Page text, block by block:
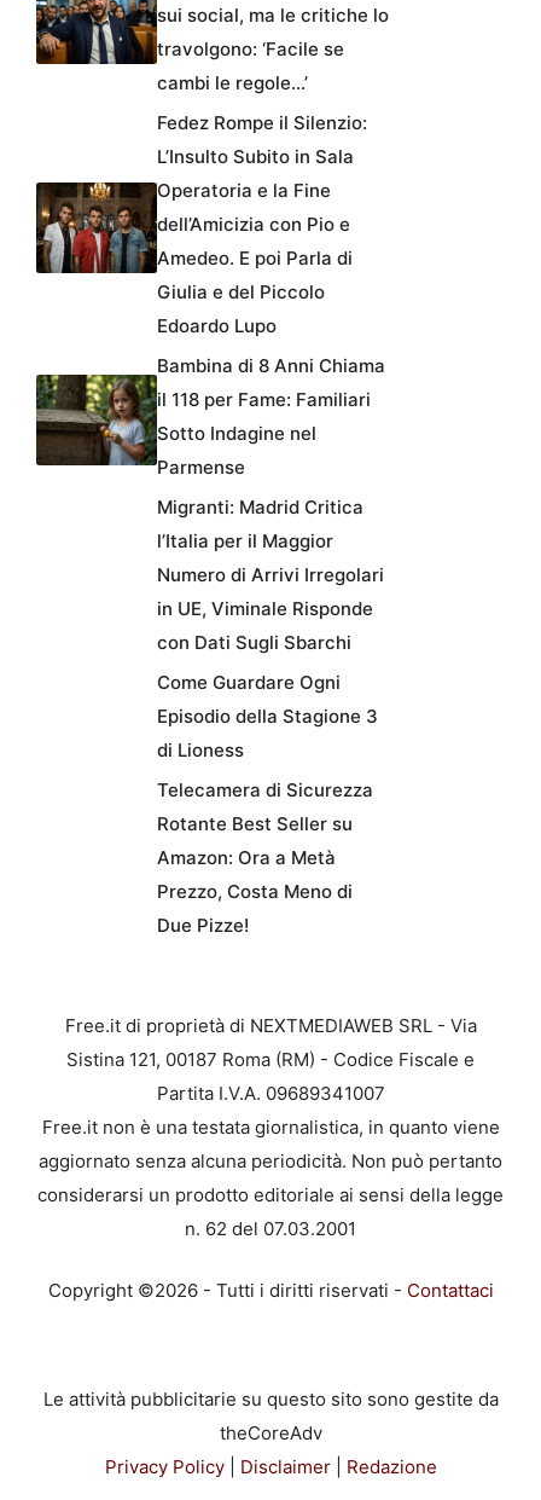
sui social, ma le critiche lo
travolgono: ‘Facile se
cambi le regole…’
Fedez Rompe il Silenzio:
L’Insulto Subito in Sala
Operatoria e la Fine
dell’Amicizia con Pio e
Amedeo. E poi Parla di
Giulia e del Piccolo
Edoardo Lupo
Bambina di 8 Anni Chiama
il 118 per Fame: Familiari
Sotto Indagine nel
Parmense
Migranti: Madrid Critica
l’Italia per il Maggior
Numero di Arrivi Irregolari
in UE, Viminale Risponde
con Dati Sugli Sbarchi
Come Guardare Ogni
Episodio della Stagione 3
di Lioness
Telecamera di Sicurezza
Rotante Best Seller su
Amazon: Ora a Metà
Prezzo, Costa Meno di
Due Pizze!
Free.it di proprietà di NEXTMEDIAWEB SRL - Via
Sistina 121, 00187 Roma (RM) - Codice Fiscale e
Partita I.V.A. 09689341007
Free.it non è una testata giornalistica, in quanto viene
aggiornato senza alcuna periodicità. Non può pertanto
considerarsi un prodotto editoriale ai sensi della legge
n. 62 del 07.03.2001
Copyright ©2026 - Tutti i diritti riservati - Contattaci
Le attività pubblicitarie su questo sito sono gestite da
theCoreAdv
Privacy Policy| Disclaimer| Redazione